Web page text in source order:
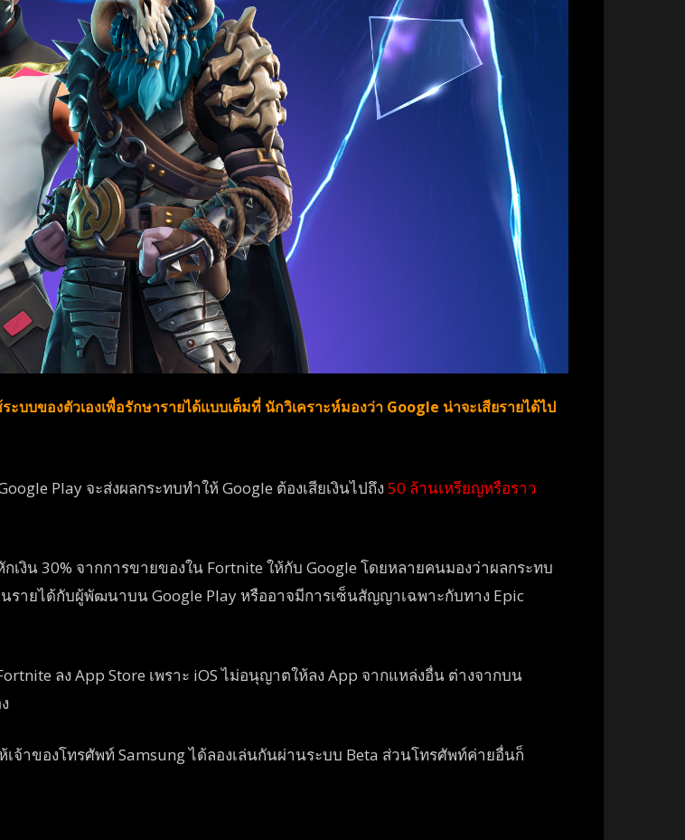
บของตัวเองเพื่อรักษารายได้แบบเต็มที่ นักวิเคราะห์มองว่า Google น่าจะเสียรายได้ไป
Play จะส่งผลกระทบทำให้ Google ต้องเสียเงินไปถึง 50 ล้านเหรียญหรือราว
งิน 30% จากการขายของใน Fortnite ให้กับ Google โดยหลายคนมองว่าผลกระทบ
รายได้กับผู้พัฒนาบน Google Play หรืออาจมีการเซ็นสัญญาเฉพาะกับทาง Epic
ลง App Store เพราะ iOS ไม่อนุญาตให้ลง App จากแหล่งอื่น ต่างจากบน
จ้าของโทรศัพท์ Samsung ได้ลองเล่นกันผ่านระบบ Beta ส่วนโทรศัพท์ค่ายอื่นก็